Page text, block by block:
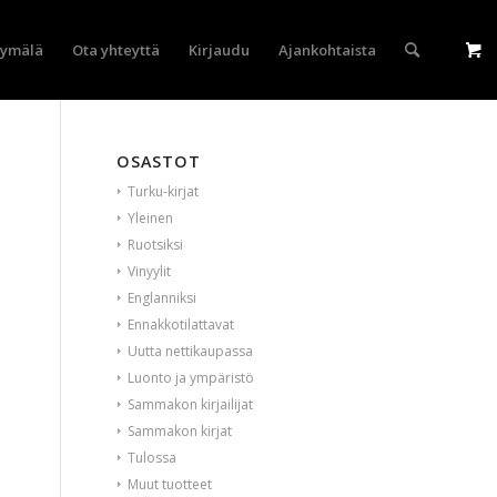
Ota yhteyttä Kirjaudu Ajankohtaista
OSASTOT
Turku-kirjat
Yleinen
Ruotsiksi
Vinyylit
Englanniksi
Ennakkotilattavat
Uutta nettikaupassa
Luonto ja ympäristö
Sammakon kirjailijat
Sammakon kirjat
Tulossa
Muut tuotteet